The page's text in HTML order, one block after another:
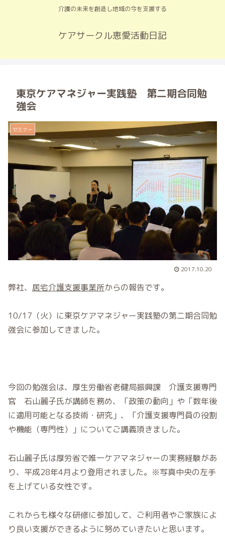
介護の未来を創造し地域の今を支援する
ケアサークル恵愛活動日記
東京ケアマネジャー実践塾 第二期合同勉
強会
セミナー
2017.10.20
弊社、 居宅介護支援事業所からの報告です。
10/17（火）に東京ケアマネジャー実践塾の第二期合同勉
強会に参加してきました。
今回の勉強会は、厚生労働省老健局振興課 介護支援専門
官 石山麗子氏が講師を務め、「政策の動向」や「数年後
に適用可能となる技術・研究」、「介護支援専門員の役割
や機能（専門性）」についてご講義頂きました。
石山麗子氏は厚労省で唯一ケアマネジャーの実務経験があ
り、平成28年4月より登用されました。※写真中央の左手
を上げている女性です。
これからも様々な研修に参加して、ご利用者やご家族によ
り良い支援ができるように努めていきたいと思います。